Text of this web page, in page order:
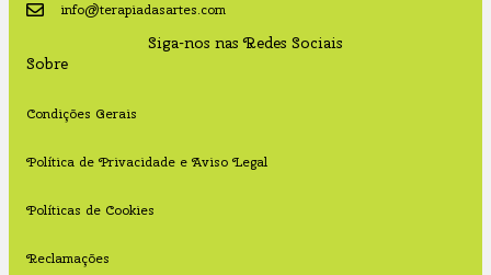
info@terapiadasartes.com
Siga-nos nas Redes Sociais
Sobre
Condições Gerais
Política de Privacidade e Aviso Legal
Políticas de Cookies
Reclamações